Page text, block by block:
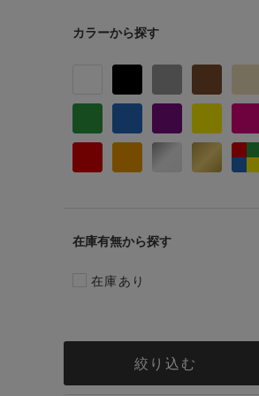
カラー
在庫有無
在庫あり
絞り込む